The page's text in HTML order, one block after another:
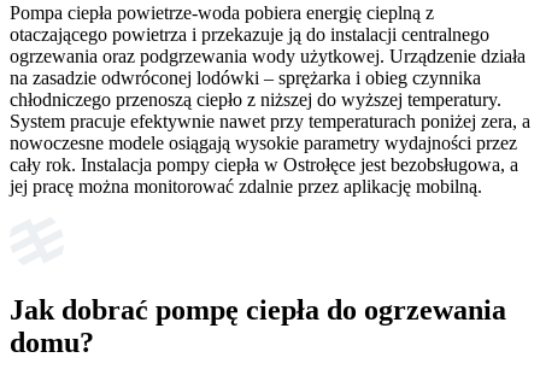
Pompa ciepła powietrze-woda pobiera energię cieplną z
otaczającego powietrza i przekazuje ją do instalacji centralnego
ogrzewania oraz podgrzewania wody użytkowej. Urządzenie działa
na zasadzie odwróconej lodówki – sprężarka i obieg czynnika
chłodniczego przenoszą ciepło z niższej do wyższej temperatury.
System pracuje efektywnie nawet przy temperaturach poniżej zera, a
nowoczesne modele osiągają wysokie parametry wydajności przez
cały rok. Instalacja pompy ciepła w Ostrołęce jest bezobsługowa, a
jej pracę można monitorować zdalnie przez aplikację mobilną.
Jak dobrać pompę ciepła do ogrzewania
domu?